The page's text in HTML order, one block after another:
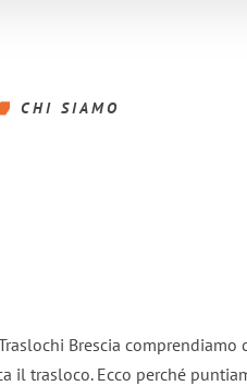
CHI SIAMO
Brescia
il trasloco. Ecco perché